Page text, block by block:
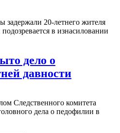
20-летнего жителя
в изнасиловании
дело о
давности
Следственного комитета
дела о педофилии в